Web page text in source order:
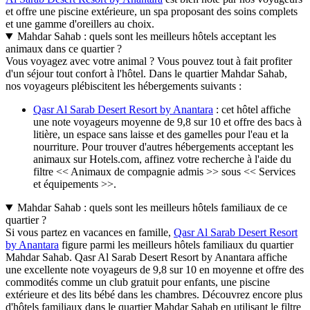
et offre une piscine extérieure, un spa proposant des soins complets
et une gamme d'oreillers au choix.
Mahdar Sahab : quels sont les meilleurs hôtels acceptant les
animaux dans ce quartier ?
Vous voyagez avec votre animal ? Vous pouvez tout à fait profiter
d'un séjour tout confort à l'hôtel. Dans le quartier Mahdar Sahab,
nos voyageurs plébiscitent les hébergements suivants :
Qasr Al Sarab Desert Resort by Anantara : cet hôtel affiche
une note voyageurs moyenne de 9,8 sur 10 et offre des bacs à
litière, un espace sans laisse et des gamelles pour l'eau et la
nourriture. Pour trouver d'autres hébergements acceptant les
animaux sur Hotels.com, affinez votre recherche à l'aide du
filtre << Animaux de compagnie admis >> sous << Services
et équipements >>.
Mahdar Sahab : quels sont les meilleurs hôtels familiaux de ce
quartier ?
Si vous partez en vacances en famille, Qasr Al Sarab Desert Resort
by Anantara figure parmi les meilleurs hôtels familiaux du quartier
Mahdar Sahab. Qasr Al Sarab Desert Resort by Anantara affiche
une excellente note voyageurs de 9,8 sur 10 en moyenne et offre des
commodités comme un club gratuit pour enfants, une piscine
extérieure et des lits bébé dans les chambres. Découvrez encore plus
d'hôtels familiaux dans le quartier Mahdar Sahab en utilisant le filtre